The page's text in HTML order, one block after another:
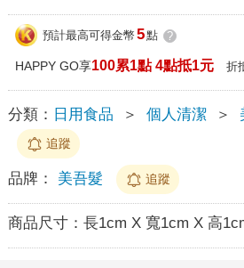
預計最高可得金幣 5點 ?
HAPPY GO享100累1點 4點抵1元 折
分類： 日用食品 ＞ 個人清潔 ＞
追蹤
品牌： 美吾髮 追蹤
商品尺寸： 長1cm X 寬1cm X 高